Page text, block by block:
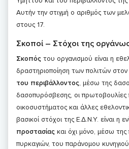
Αυτήν την στιγμή ο αριθμός των
στους 17.
Σκοποί – Στόχοι της
Σκοπός του οργανισμού είναι η
δραστηριοποίηση των πολιτών
του περιβάλλοντος, μέσω της
δασοπυρόσβεσης, οι πρωτοβουλίες
οικοσυστήματος και άλλες
βασικοί στόχοι της Ε.Δ.Ν.Υ. είναι η
προστασίας και όχι μόνο, μέσω
πυρκαγιών, του παράνομου